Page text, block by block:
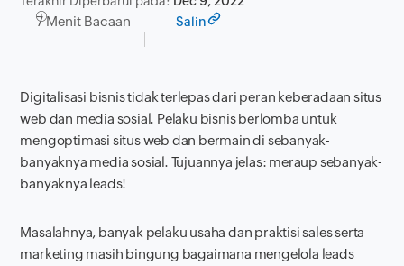
7 Menit Bacaan Salin
Digitalisasi bisnis tidak terlepas dari peran keberadaan situs
web dan media sosial. Pelaku bisnis berlomba untuk
mengoptimasi situs web dan bermain di sebanyak-
banyaknya media sosial. Tujuannya jelas: meraup sebanyak-
banyaknya leads!
Masalahnya, banyak pelaku usaha dan praktisi sales serta
marketing masih bingung bagaimana mengelola leads